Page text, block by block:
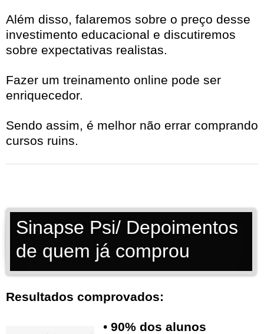
Além disso, falaremos sobre o preço desse
investimento educacional e discutiremos
sobre expectativas realistas.
Fazer um treinamento online pode ser
enriquecedor.
Sendo assim, é melhor não errar comprando
cursos ruins.
Sinapse Psi/ Depoimentos
de quem já comprou
Resultados comprovados:
• 90% dos alunos